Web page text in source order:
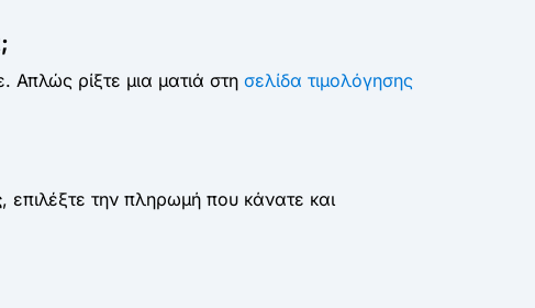
ρίξτε μια ματιά στη σελίδα τιμολόγησης
, επιλέξτε την πληρωμή που κάνατε και